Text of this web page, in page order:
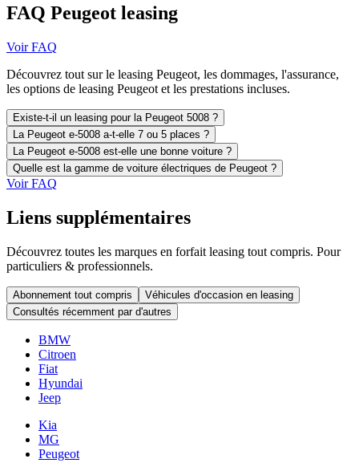
FAQ Peugeot leasing
Voir FAQ
Découvrez tout sur le leasing Peugeot, les dommages, l'assurance,
les options de leasing Peugeot et les prestations incluses.
Existe-t-il un leasing pour la Peugeot 5008 ?
La Peugeot e-5008 a-t-elle 7 ou 5 places ?
La Peugeot e-5008 est-elle une bonne voiture ?
Quelle est la gamme de voiture électriques de Peugeot ?
Voir FAQ
Liens supplémentaires
Découvrez toutes les marques en forfait leasing tout compris. Pour
particuliers & professionnels.
Abonnement tout compris
Véhicules d'occasion en leasing
Consultés récemment par d'autres
BMW
Citroen
Fiat
Hyundai
Jeep
Kia
MG
Peugeot